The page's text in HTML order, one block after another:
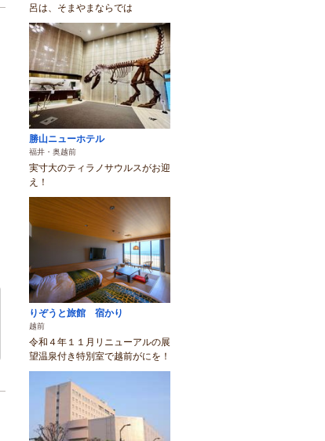
呂は、そまやまならでは
勝山ニューホテル
福井・奥越前
実寸大のティラノサウルスがお迎
え！
りぞうと旅館 宿かり
越前
令和４年１１月リニューアルの展
望温泉付き特別室で越前がにを！